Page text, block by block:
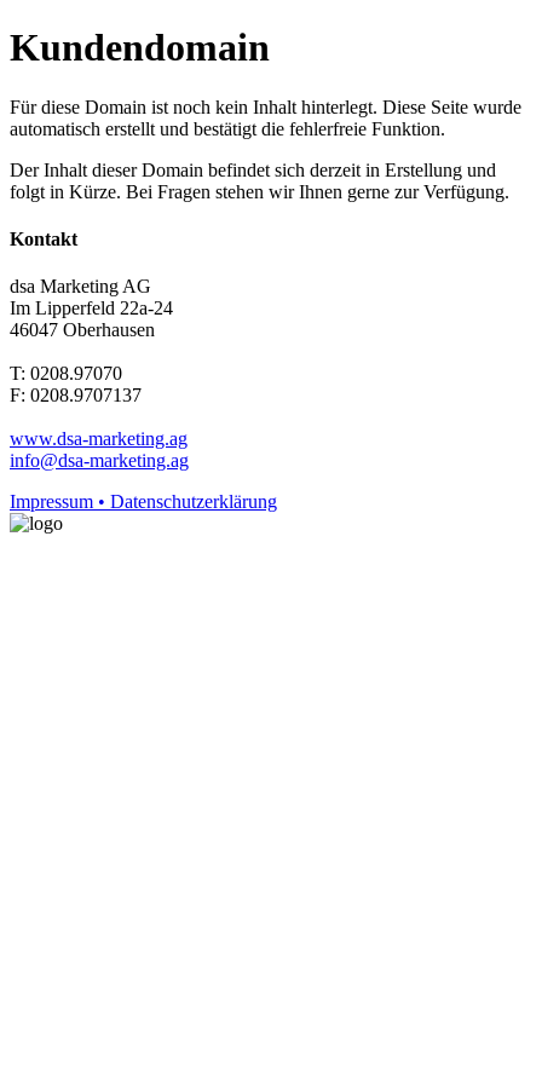
Kundendomain
Für diese Domain ist noch kein Inhalt hinterlegt. Diese Seite wurde
automatisch erstellt und bestätigt die fehlerfreie Funktion.
Der Inhalt dieser Domain befindet sich derzeit in Erstellung und
folgt in Kürze. Bei Fragen stehen wir Ihnen gerne zur Verfügung.
Kontakt
dsa Marketing AG
Im Lipperfeld 22a-24
46047 Oberhausen
T: 0208.97070
F: 0208.9707137
www.dsa-marketing.ag
info@dsa-marketing.ag
Impressum • Datenschutzerklärung